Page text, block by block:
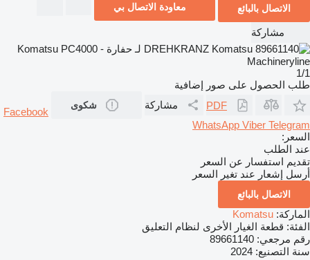
الاتصال بالبائع معاودة الاتصال بي
مشاركة
1/1
طلب الحصول على صور إضافية
PDF
مشاركة شكوى
Facebook
WhatsApp Viber Telegram
السعر:
عند الطلب
تقديم استفسار عن السعر
أرسل إشعار عند تغير السعر
الاتصال بالبائع
الماركة: Komatsu
الفئة: قطعة الغيار الأخرى لنظام التعليق
رقم مرجعي: 89661140
سنة التصنيع: 2024